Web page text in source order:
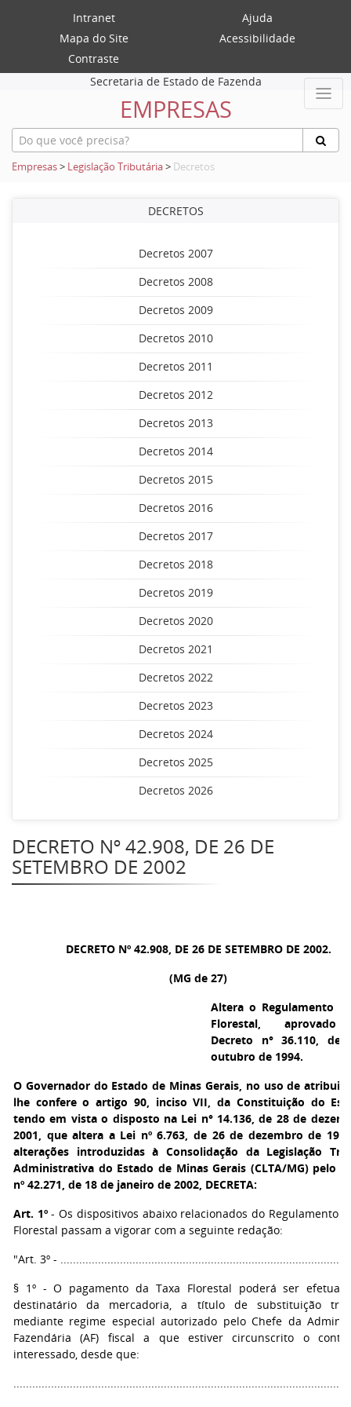
Intranet
Ajuda
Mapa do Site
Acessibilidade
Contraste
Secretaria de Estado de Fazenda
EMPRESAS
Empresas> Legislação Tributária> Decretos
DECRETOS
Decretos 2007
Decretos 2008
Decretos 2009
Decretos 2010
Decretos 2011
Decretos 2012
Decretos 2013
Decretos 2014
Decretos 2015
Decretos 2016
Decretos 2017
Decretos 2018
Decretos 2019
Decretos 2020
Decretos 2021
Decretos 2022
Decretos 2023
Decretos 2024
Decretos 2025
Decretos 2026
DECRETO Nº 42.908, DE 26 DE
SETEMBRO DE 2002
DECRETO Nº 42.908, DE 26 DE SETEMBRO DE 2002.
(MG de 27)
Altera o Regulamento
Florestal,
Decreto n° 36.110, de
outubro de 1994.
O Governador do Estado de Minas Gerais, no uso de
lhe confere o artigo 90, inciso VII, da Constituição do
tendo em vista o disposto na Lei n° 14.136, de 28 de
2001, que altera a Lei nº 6.763, de 26 de dezembro de
alterações introduzidas à Consolidação da Legislação
Administrativa do Estado de Minas Gerais (CLTA/MG) pelo
nº 42.271, de 18 de janeiro de 2002, DECRETA:
Art. 1º- Os dispositivos abaixo relacionados do Regulamento
Florestal passam a vigorar com a seguinte redação:
"Art. 3º -
§ 1º - O pagamento da Taxa Florestal poderá ser
destinatário da mercadoria, a título de substituição
mediante regime especial autorizado pelo Chefe da
Fazendária (AF) fiscal a que estiver circunscrito o
interessado, desde que: